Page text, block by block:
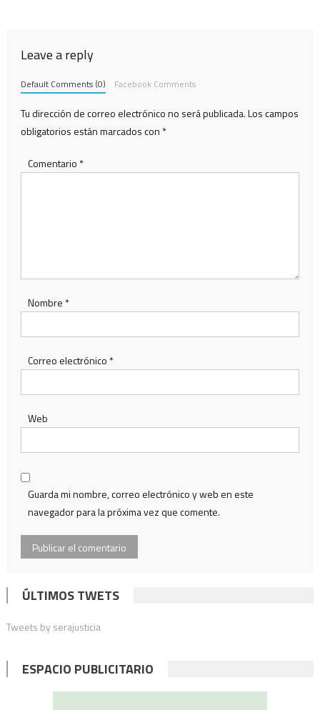
Leave a reply
Default Comments (0) Facebook Comments
Tu dirección de correo electrónico no será publicada.Los campos
obligatorios están marcados con *
Comentario *
Nombre *
Correo electrónico *
Web
Guarda mi nombre, correo electrónico y web en este
navegador para la próxima vez que comente.
ÚLTIMOS TWETS
Tweets by serajusticia
ESPACIO PUBLICITARIO